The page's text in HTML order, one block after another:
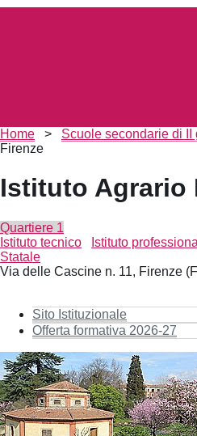
Briciole
di
Home > Scuole secondarie di II
Firenze
Istituto Agrario
Quartiere 1
Istituto tecnico
Istituto
Statale
Via delle Cascine n. 11, Firenze
Sito Istituzionale
Offerta formativa 2026-27